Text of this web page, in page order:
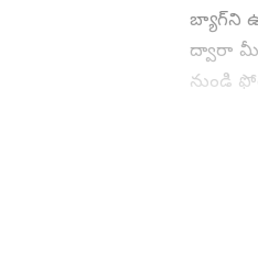
బ్యాగ్‌ని
ద్వారా
నుండి